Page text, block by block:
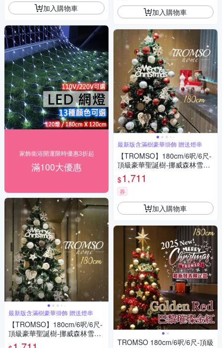
加入購物車
家飾衛浴開運限時優惠3折起
滿100大優惠
最新版含滿樹豪華掛飾 贈送燈串
【TROMSO】180cm/6呎/6尺-
頂級豪華聖誕樹-挪威森林雪松
白(最新版含滿樹豪華掛飾+贈
加入購物車
最新版含滿樹豪華掛飾 贈送燈串
【TROMSO】180cm/6呎/6尺-
頂級豪華聖誕樹-挪威森林雪松
紅(最新版含滿樹豪華掛飾+贈
送燈串)
$1,711
券
加入購物車
TROMSO 180cm/6呎/6尺-頂級